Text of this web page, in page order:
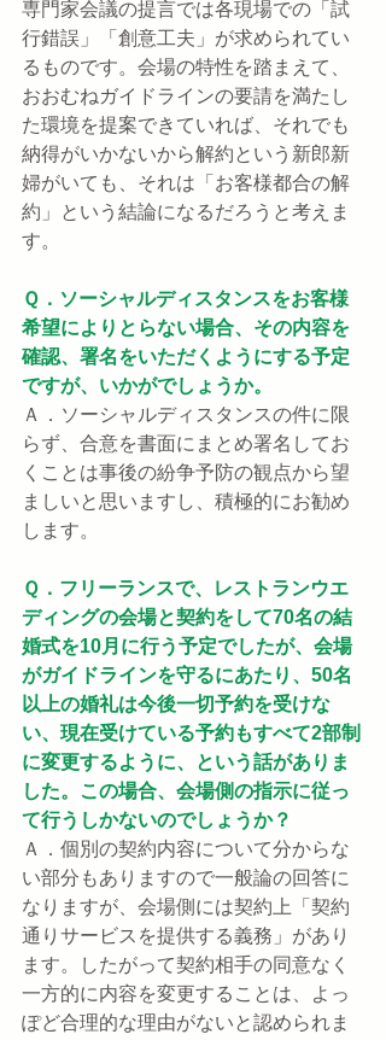
専門家会議の提言では各現場での「試
行錯誤」「創意工夫」が求められてい
るものです。会場の特性を踏まえて、
おおむねガイドラインの要請を満たし
た環境を提案できていれば、それでも
納得がいかないから解約という新郎新
婦がいても、それは「お客様都合の解
約」という結論になるだろうと考えま
す。
Ｑ．ソーシャルディスタンスをお客様
希望によりとらない場合、その内容を
確認、署名をいただくようにする予定
ですが、いかがでしょうか。
Ａ．ソーシャルディスタンスの件に限
らず、合意を書面にまとめ署名してお
くことは事後の紛争予防の観点から望
ましいと思いますし、積極的にお勧め
します。
Ｑ．フリーランスで、レストランウエ
ディングの会場と契約をして70名の結
婚式を10月に行う予定でしたが、会場
がガイドラインを守るにあたり、50名
以上の婚礼は今後一切予約を受けな
い、現在受けている予約もすべて2部制
に変更するように、という話がありま
した。この場合、会場側の指示に従っ
て行うしかないのでしょうか？
Ａ．個別の契約内容について分からな
い部分もありますので一般論の回答に
なりますが、会場側には契約上「契約
通りサービスを提供する義務」があり
ます。したがって契約相手の同意なく
一方的に内容を変更することは、よっ
ぽど合理的な理由がないと認められま